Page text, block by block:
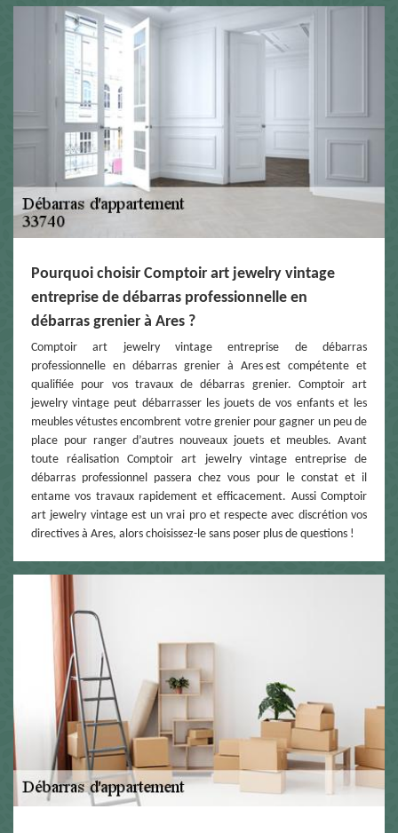
Pourquoi choisir Comptoir art jewelry vintage
entreprise de débarras professionnelle en
débarras grenier à Ares ?
Comptoir art jewelry vintage entreprise de débarras
professionnelle en débarras grenier à Ares est compétente et
qualifiée pour vos travaux de débarras grenier. Comptoir art
jewelry vintage peut débarrasser les jouets de vos enfants et les
meubles vétustes encombrent votre grenier pour gagner un peu de
place pour ranger d’autres nouveaux jouets et meubles. Avant
toute réalisation Comptoir art jewelry vintage entreprise de
débarras professionnel passera chez vous pour le constat et il
entame vos travaux rapidement et efficacement. Aussi Comptoir
art jewelry vintage est un vrai pro et respecte avec discrétion vos
directives à Ares, alors choisissez-le sans poser plus de questions !